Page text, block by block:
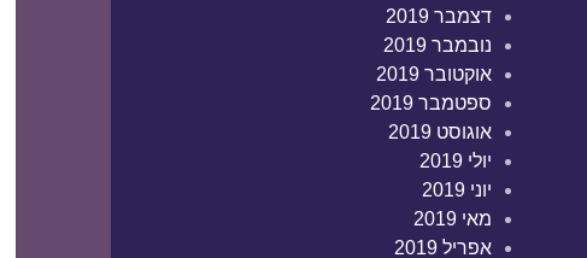
דצמבר 2019
נובמבר 2019
אוקטובר 2019
ספטמבר 2019
אוגוסט 2019
יולי 2019
יוני 2019
מאי 2019
אפריל 2019